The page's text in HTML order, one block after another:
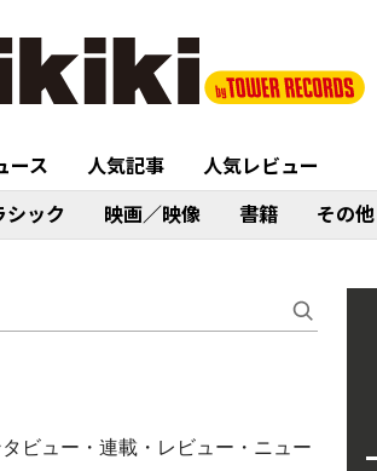
ース 人気記事
人気レビュー
シック 映画／映像 書籍 その他
ビュー・連載・レビュー・ニュー